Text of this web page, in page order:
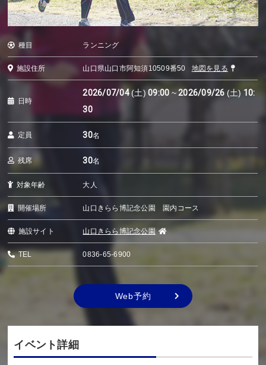
種目 ランニング
施設住所 山口県山口市阿知須10509番50 地図を見る
日時
2026/07/04(土) 09:00 ~ 2026/09/26 (土) 10:
30
定員 30名
残席 30名
対象年齢 大人
開催場所 山口きらら博記念公園 園内コース
施設サイト 山口きらら博記念公園
TEL 0836-65-6900
Web予約
イベント詳細